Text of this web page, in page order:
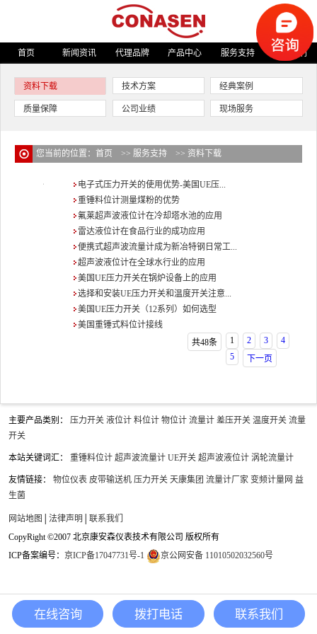
首页 新闻资讯 代理品牌 产品中心 服务支持 关于我们
资料下载 技术方案 经典案例
质量保障 公司业绩 现场服务
您当前的位置： 首页 >> 服务支持 >> 资料下载
电子式压力开关的使用优势-美国UE压...
重锤料位计测量煤粉的优势
氟莱超声波液位计在冷却塔水池的应用
雷达液位计在食品行业的成功应用
便携式超声波流量计成为新冶特钢日常工...
超声波液位计在全球水行业的应用
美国UE压力开关在锅炉设备上的应用
选择和安装UE压力开关和温度开关注意...
美国UE压力开关（12系列）如何选型
美国重锤式料位计接线
共48条
1 2 3
4
5
下一页
主要产品类别： 压力开关 液位计 料位计 物位计 流量计 差压开关 温度开关 流量
开关
本站关键词汇： 重锤料位计 超声波流量计 UE开关 超声波液位计 涡轮流量计
友情链接： 物位仪表 皮带输送机 压力开关 天康集团 流量计厂家 变频计量网 益
生菌
网站地图 法律声明
联系我们
CopyRight ©2007 北京康安森仪表技术有限公司 版权所有
ICP备案编号： 京ICP备17047731号-1 京公网安备 11010502032560号
在线咨询 拨打电话 联系我们